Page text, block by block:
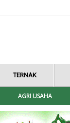
TERNAK
AGRI USAHA